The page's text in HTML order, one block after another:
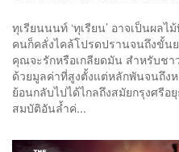
ทุเรียนนนท์ ‘ทุเรียน’ อาจเป็นผล
คนก็คลั่งไคล้โปรดปรานจนถึงขั้น
คุณจะรักหรือเกลียดมัน สำหรับชา
ด้วยมูลค่าที่สูงตั้งแต่หลักพันจนถึง
ย้อนกลับไปได้ไกลถึงสมัยกรุงศรีอ
สมบัติอันล้ำค่...